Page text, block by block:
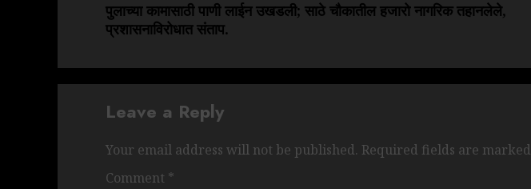
पुलाच्या कामासाठी पाणी लाईन उखडली; साठे चौकातील हजारो नागरिक तहानलेले,
प्रशासनाविरोधात संताप.
Leave a Reply
Your email address will not be published. Required fields are marked
Comment *